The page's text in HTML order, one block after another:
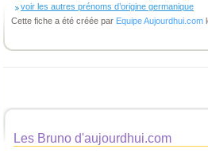
voir les autres prénoms d’origine germanique
Cette fiche a été créée par Equipe Aujourdhui.com
Les Bruno d'aujourdhui.com